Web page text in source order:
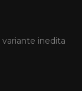
variante inedita